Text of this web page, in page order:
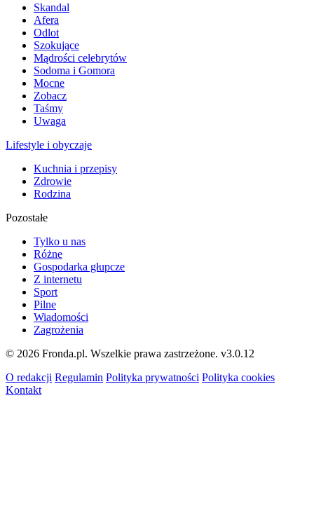
Skandal
Afera
Odlot
Szokujące
Mądrości celebrytów
Sodoma i Gomora
Mocne
Zobacz
Taśmy
Uwaga
Lifestyle i obyczaje
Kuchnia i przepisy
Zdrowie
Rodzina
Pozostałe
Tylko u nas
Różne
Gospodarka głupcze
Z internetu
Sport
Pilne
Wiadomości
Zagrożenia
© 2026 Fronda.pl. Wszelkie prawa zastrzeżone. v3.0.12
O redakcji Regulamin Polityka prywatności Polityka cookies
Kontakt